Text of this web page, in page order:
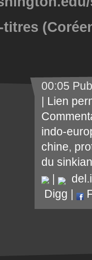
00:05
Lien
indo-
chine,
du
Digg